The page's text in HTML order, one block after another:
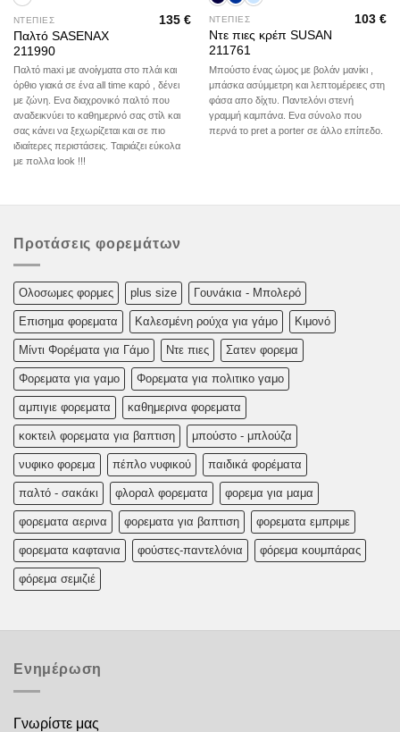
ΝΤΕΠΙΕΣ
Παλτό SASENAX
211990
135€
Παλτό maxi με ανοίγματα στο πλάι και
όρθιο γιακά σε ένα all time καρό , δένει
με ζώνη. Ενα διαχρονικό παλτό που
αναδεικνύει το καθημερινό σας στίλ και
σας κάνει να ξεχωρίζεται και σε πιο
ιδιαίτερες περιστάσεις. Ταιριάζει εύκολα
με πολλα look !!!
ΝΤΕΠΙΕΣ
Ντε πιες κρέπ SUSAN
211761
103€
Μπούστο ένας ώμος με βολάν μανίκι ,
μπάσκα ασύμμετρη και λεπτομέρειες στη
φάσα απο δίχτυ. Παντελόνι στενή
γραμμή καμπάνα. Ενα σύνολο που
περνά το pret a porter σε άλλο επίπεδο.
Προτάσεις φορεμάτων
Oλoσωμες φoρμες plus size Γουνάκια - Μπολερό
Επισημα φορεματα Καλεσμένη ρούχα για γάμο Κιμονό
Μίντι Φορέματα για Γάμο Ντε πιες Σατεν φορεμα
Φορεματα για γαμο Φορεματα για πολιτικο γαμο
αμπιγιε φορεματα καθημερινα φορεματα
κοκτειλ φορεματα για βαπτιση μπούστο - μπλούζα
νυφικο φορεμα πέπλο νυφικού παιδικά φορέματα
παλτό - σακάκι φλοραλ φορεματα φορεμα για μαμα
φορεματα αερινα φορεματα για βαπτιση φορεματα εμπριμε
φορεματα καφτανια φούστες-παντελόνια φόρεμα κουμπάρας
φόρεμα σεμιζιέ
Ενημέρωση
Γνωρίστε μας